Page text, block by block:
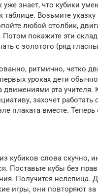
знает, что кубики
таблице. Возьмите
любой столбик,
Потом покажите эти
с золотого (ряд
ритмично, четко
уроках дети
движениями рта
захочет работать
плаката вместе.
кубиков слова скучно,
Поставьте кубы без
Получится нелепица.
игры, они повторяют